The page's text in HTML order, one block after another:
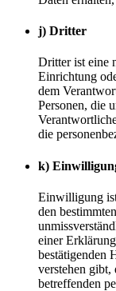
j) Dritter
Dritter ist eine
Einrichtung
dem
Personen, die
die
k)
Einwilligung
den
einer
bestätigenden
verstehen gibt,
betreffenden